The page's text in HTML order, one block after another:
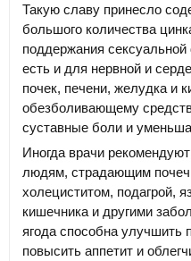
Такую славу принесло
большого количества
поддержания
есть и для нервной и
почек, печени, желудка и
обезболивающему
суставные боли и
Иногда врачи
людям, страдающим
холециститом, подагрой,
кишечника и другими
ягода способна улучшить
повысить аппетит и